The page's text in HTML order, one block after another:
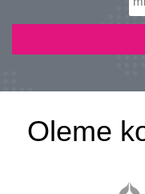
Oleme